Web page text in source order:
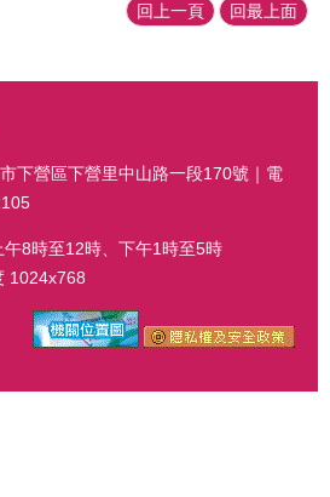
回上一頁 回最上面
下營區下營里中山路一段170號｜電
8時至12時、下午1時至5時
1024x768